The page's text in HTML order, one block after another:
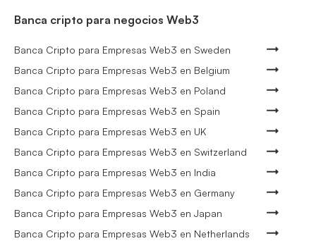
Banca cripto para negocios Web3
Banca Cripto para Empresas Web3 en Sweden
Banca Cripto para Empresas Web3 en Belgium
Banca Cripto para Empresas Web3 en Poland
Banca Cripto para Empresas Web3 en Spain
Banca Cripto para Empresas Web3 en UK
Banca Cripto para Empresas Web3 en Switzerland
Banca Cripto para Empresas Web3 en India
Banca Cripto para Empresas Web3 en Germany
Banca Cripto para Empresas Web3 en Japan
Banca Cripto para Empresas Web3 en Netherlands